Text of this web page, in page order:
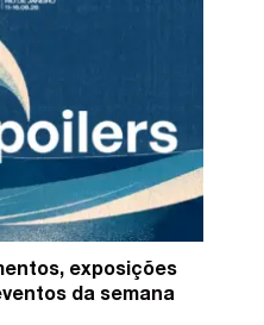
exposições
da semana